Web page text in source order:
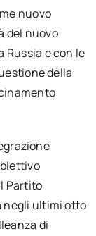
nuovo
del nuovo
e con le
della
Partito
negli ultimi otto
di